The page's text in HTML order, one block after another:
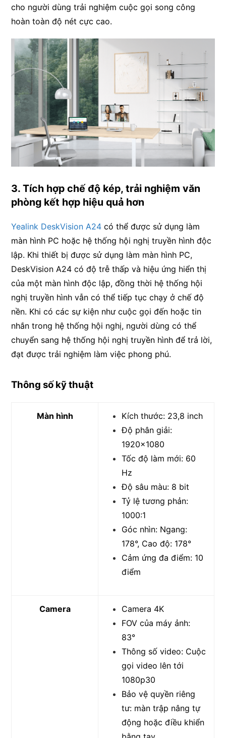
cho người dùng trải nghiệm cuộc gọi song công
hoàn toàn độ nét cực cao.
3. Tích hợp chế độ kép, trải nghiệm văn
phòng kết hợp hiệu quả hơn
Yealink DeskVision A24 có thể được sử dụng làm
màn hình PC hoặc hệ thống hội nghị truyền hình độc
lập. Khi thiết bị được sử dụng làm màn hình PC,
DeskVision A24 có độ trễ thấp và hiệu ứng hiển thị
của một màn hình độc lập, đồng thời hệ thống hội
nghị truyền hình vẫn có thể tiếp tục chạy ở chế độ
nền. Khi có các sự kiện như cuộc gọi đến hoặc tin
nhắn trong hệ thống hội nghị, người dùng có thể
chuyển sang hệ thống hội nghị truyền hình để trả lời,
đạt được trải nghiệm làm việc phong phú.
Thông số kỹ thuật
Màn hình
Kích thước: 23,8 inch
Độ phân giải:
1920×1080
Tốc độ làm mới: 60
Hz
Độ sâu màu: 8 bit
Tỷ lệ tương phản:
1000:1
Góc nhìn: Ngang:
178°, Cao độ: 178°
Cảm ứng đa điểm: 10
điểm
Camera
Camera 4K
FOV của máy ảnh:
83°
Thông số video: Cuộc
gọi video lên tới
1080p30
Bảo vệ quyền riêng
tư: màn trập nâng tự
động hoặc điều khiển